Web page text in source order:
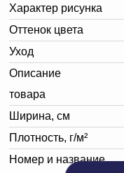
Характер рисунка
Оттенок цвета
Уход
Описание
товара
Ширина, см
Плотность, г/м²
Номер и название